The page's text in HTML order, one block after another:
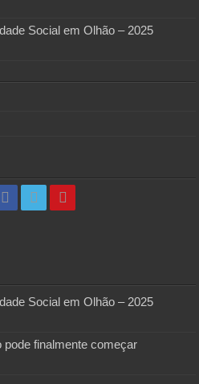
Social em Olhão – 2025
Social em Olhão – 2025
pode finalmente começar